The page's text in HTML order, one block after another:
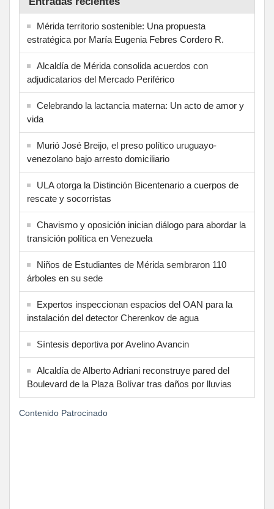
Mérida territorio sostenible: Una propuesta
estratégica por María Eugenia Febres Cordero R.
Alcaldía de Mérida consolida acuerdos con
adjudicatarios del Mercado Periférico
Celebrando la lactancia materna: Un acto de amor y
vida
Murió José Breijo, el preso político uruguayo-
venezolano bajo arresto domiciliario
ULA otorga la Distinción Bicentenario a cuerpos de
rescate y socorristas
Chavismo y oposición inician diálogo para abordar la
transición política en Venezuela
Niños de Estudiantes de Mérida sembraron 110
árboles en su sede
Expertos inspeccionan espacios del OAN para la
instalación del detector Cherenkov de agua
Síntesis deportiva por Avelino Avancin
Alcaldía de Alberto Adriani reconstruye pared del
Boulevard de la Plaza Bolívar tras daños por lluvias
Contenido Patrocinado